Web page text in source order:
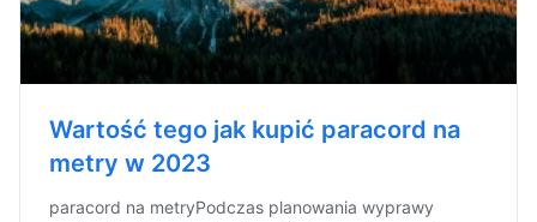
Wartość tego jak kupić paracord na
metry w 2023
paracord na metryPodczas planowania wyprawy